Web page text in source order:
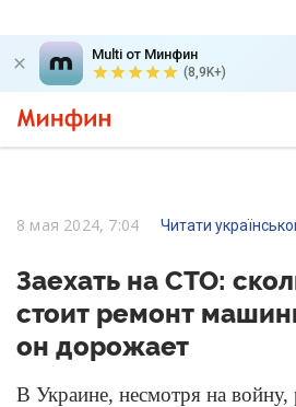
Multi от Минфин
(8,9K+)
8 мая 2024, 7:04 Читати
Заехать на СТО:
стоит ремонт
он дорожает
В Украине, несмотря на войну,